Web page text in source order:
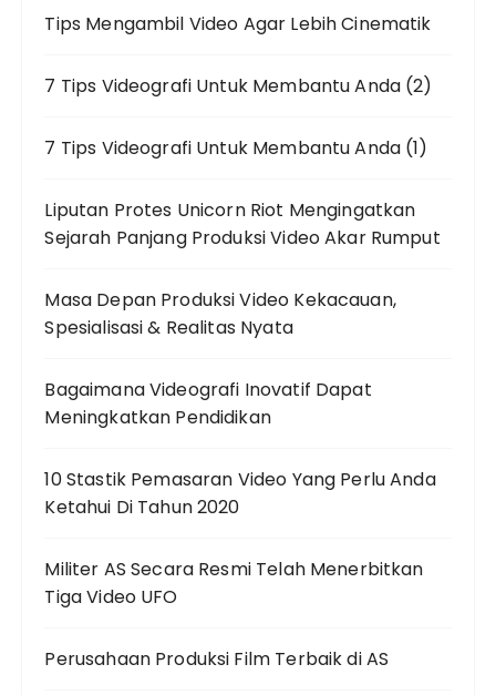
Tips Mengambil Video Agar Lebih Cinematik
7 Tips Videografi Untuk Membantu Anda (2)
7 Tips Videografi Untuk Membantu Anda (1)
Liputan Protes Unicorn Riot Mengingatkan
Sejarah Panjang Produksi Video Akar Rumput
Masa Depan Produksi Video Kekacauan,
Spesialisasi & Realitas Nyata
Bagaimana Videografi Inovatif Dapat
Meningkatkan Pendidikan
10 Stastik Pemasaran Video Yang Perlu Anda
Ketahui Di Tahun 2020
Militer AS Secara Resmi Telah Menerbitkan
Tiga Video UFO
Perusahaan Produksi Film Terbaik di AS